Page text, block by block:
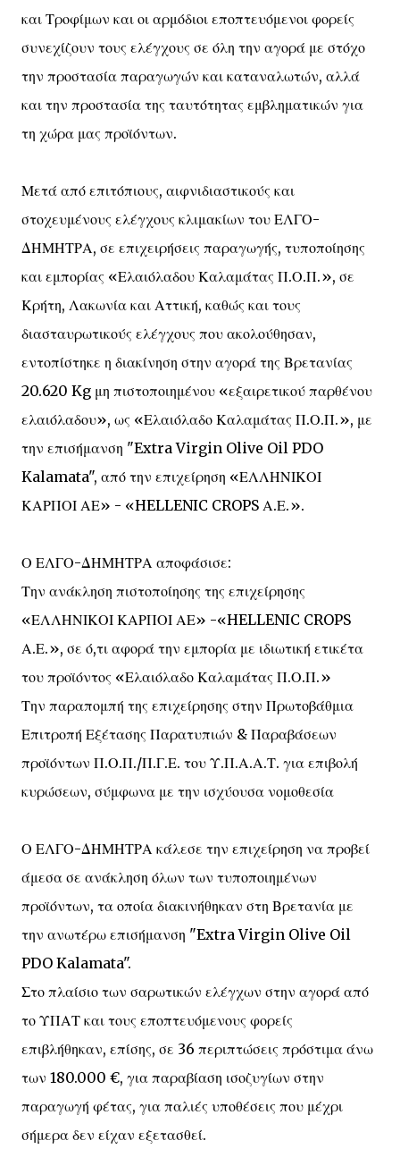
και Τροφίμων και οι αρμόδιοι εποπτευόμενοι φορείς
συνεχίζουν τους ελέγχους σε όλη την αγορά με στόχο
την προστασία παραγωγών και καταναλωτών, αλλά
και την προστασία της ταυτότητας εμβληματικών για
τη χώρα μας προϊόντων.
Μετά από επιτόπιους, αιφνιδιαστικούς και
στοχευμένους ελέγχους κλιμακίων του ΕΛΓΟ-
ΔΗΜΗΤΡΑ, σε επιχειρήσεις παραγωγής, τυποποίησης
και εμπορίας «Ελαιόλαδου Καλαμάτας Π.Ο.Π.», σε
Κρήτη, Λακωνία και Αττική, καθώς και τους
διασταυρωτικούς ελέγχους που ακολούθησαν,
εντοπίστηκε η διακίνηση στην αγορά της Βρετανίας
20.620 Kg μη πιστοποιημένου «εξαιρετικού παρθένου
ελαιόλαδου», ως «Ελαιόλαδο Καλαμάτας Π.Ο.Π.», με
την επισήμανση "Extra Virgin Olive Oil PDO
Kalamata", από την επιχείρηση «ΕΛΛΗΝΙΚΟΙ
ΚΑΡΠΟΙ ΑΕ» - «HELLENIC CROPS Α.Ε.».
Ο ΕΛΓΟ-ΔΗΜΗΤΡΑ αποφάσισε:
Την ανάκληση πιστοποίησης της επιχείρησης
«ΕΛΛΗΝΙΚΟΙ ΚΑΡΠΟΙ ΑΕ» -«HELLENIC CROPS
Α.Ε.», σε ό,τι αφορά την εμπορία με ιδιωτική ετικέτα
του προϊόντος «Ελαιόλαδο Καλαμάτας Π.Ο.Π.»
Την παραπομπή της επιχείρησης στην Πρωτοβάθμια
Επιτροπή Εξέτασης Παρατυπιών & Παραβάσεων
προϊόντων Π.Ο.Π./Π.Γ.Ε. του Υ.Π.Α.Α.Τ. για επιβολή
κυρώσεων, σύμφωνα με την ισχύουσα νομοθεσία
Ο ΕΛΓΟ-ΔΗΜΗΤΡΑ κάλεσε την επιχείρηση να προβεί
άμεσα σε ανάκληση όλων των τυποποιημένων
προϊόντων, τα οποία διακινήθηκαν στη Βρετανία με
την ανωτέρω επισήμανση "Extra Virgin Olive Oil
PDO Kalamata".
Στο πλαίσιο των σαρωτικών ελέγχων στην αγορά από
το ΥΠΑΤ και τους εποπτευόμενους φορείς
επιβλήθηκαν, επίσης, σε 36 περιπτώσεις πρόστιμα άνω
των 180.000 €, για παραβίαση ισοζυγίων στην
παραγωγή φέτας, για παλιές υποθέσεις που μέχρι
σήμερα δεν είχαν εξετασθεί.